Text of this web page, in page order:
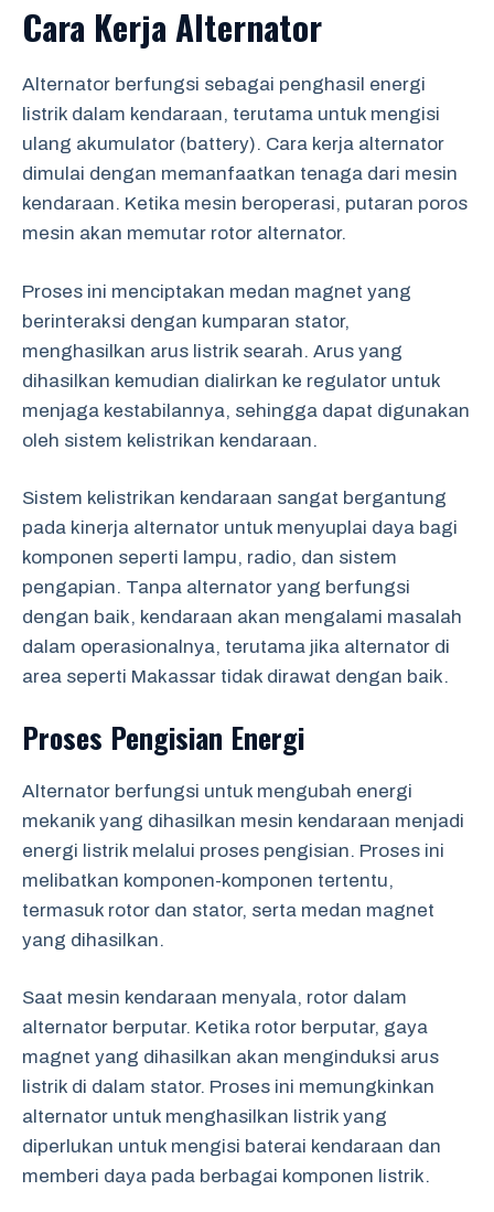
Cara Kerja Alternator
Alternator berfungsi sebagai penghasil energi
listrik dalam kendaraan, terutama untuk mengisi
ulang akumulator (battery). Cara kerja alternator
dimulai dengan memanfaatkan tenaga dari mesin
kendaraan. Ketika mesin beroperasi, putaran poros
mesin akan memutar rotor alternator.
Proses ini menciptakan medan magnet yang
berinteraksi dengan kumparan stator,
menghasilkan arus listrik searah. Arus yang
dihasilkan kemudian dialirkan ke regulator untuk
menjaga kestabilannya, sehingga dapat digunakan
oleh sistem kelistrikan kendaraan.
Sistem kelistrikan kendaraan sangat bergantung
pada kinerja alternator untuk menyuplai daya bagi
komponen seperti lampu, radio, dan sistem
pengapian. Tanpa alternator yang berfungsi
dengan baik, kendaraan akan mengalami masalah
dalam operasionalnya, terutama jika alternator di
area seperti Makassar tidak dirawat dengan baik.
Proses Pengisian Energi
Alternator berfungsi untuk mengubah energi
mekanik yang dihasilkan mesin kendaraan menjadi
energi listrik melalui proses pengisian. Proses ini
melibatkan komponen-komponen tertentu,
termasuk rotor dan stator, serta medan magnet
yang dihasilkan.
Saat mesin kendaraan menyala, rotor dalam
alternator berputar. Ketika rotor berputar, gaya
magnet yang dihasilkan akan menginduksi arus
listrik di dalam stator. Proses ini memungkinkan
alternator untuk menghasilkan listrik yang
diperlukan untuk mengisi baterai kendaraan dan
memberi daya pada berbagai komponen listrik.